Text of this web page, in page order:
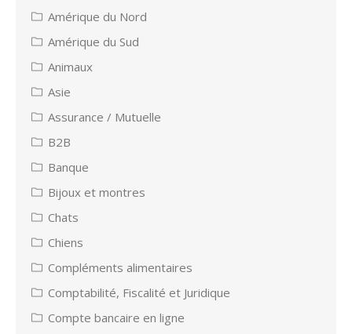
Amérique du Nord
Amérique du Sud
Animaux
Asie
Assurance / Mutuelle
B2B
Banque
Bijoux et montres
Chats
Chiens
Compléments alimentaires
Comptabilité, Fiscalité et Juridique
Compte bancaire en ligne